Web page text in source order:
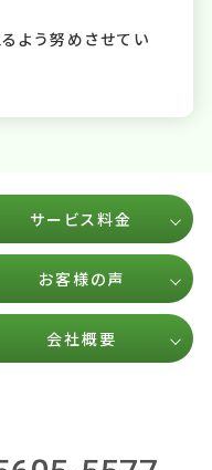
よう努めさせてい
サービス料金
お客様の声
会社概要